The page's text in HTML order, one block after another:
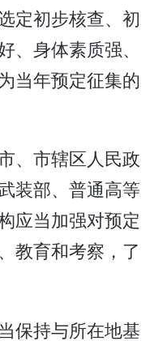
定初步核查、初
、身体素质强、
当年预定征集的
、市辖区人民政
装部、普通高等
应当加强对预定
教育和考察，了
保持与所在地基